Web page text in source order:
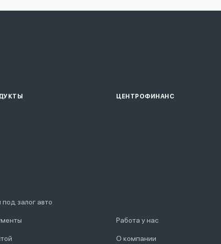
залог авто
ЦЕНТРОФИНАНС
Работа у нас
О компании